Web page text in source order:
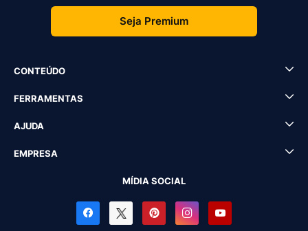
Seja Premium
CONTEÚDO
FERRAMENTAS
AJUDA
EMPRESA
MÍDIA SOCIAL